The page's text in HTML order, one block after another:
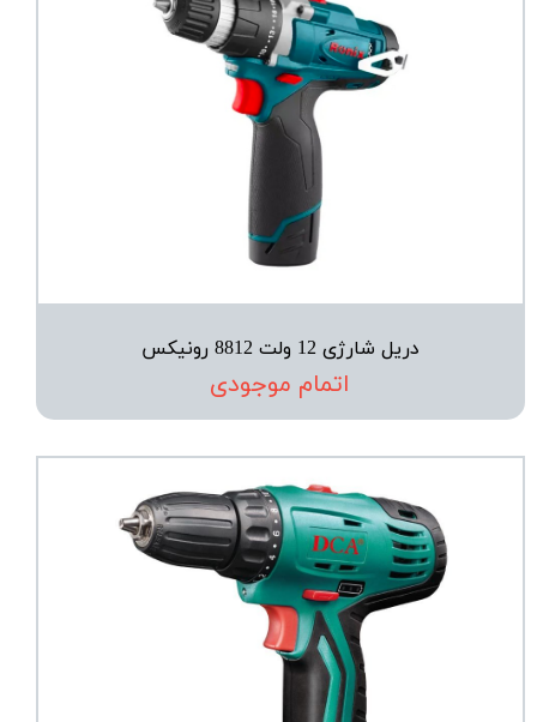
دریل شارژی 12 ولت 8812 رونیکس
اتمام موجودی